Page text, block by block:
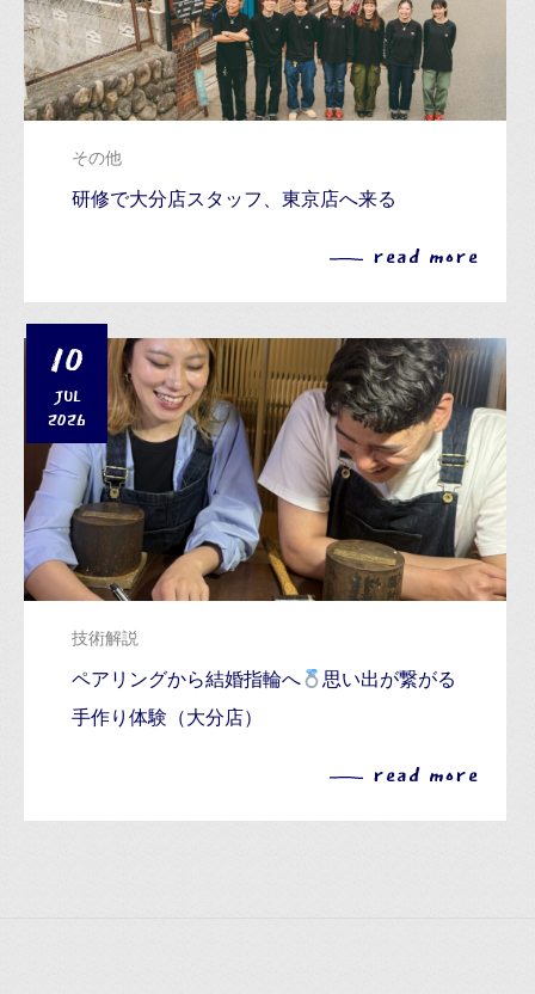
その他
研修で大分店スタッフ、東京店へ来る
read more
10
JUL
2026
技術解説
ペアリングから結婚指輪へ
思い出が繋がる
手作り体験（大分店）
read more